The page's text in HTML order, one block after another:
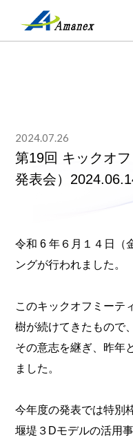
2024.07.26
第19回 キックオ
発表会）
令和 6 年６月１４日（
ングが行われました。
このキックオフミーテ
樹が続けてきたもので、
その意志を継ぎ、昨年
ました。
今年度の発表では特別
堰堤３Dモデルの活用